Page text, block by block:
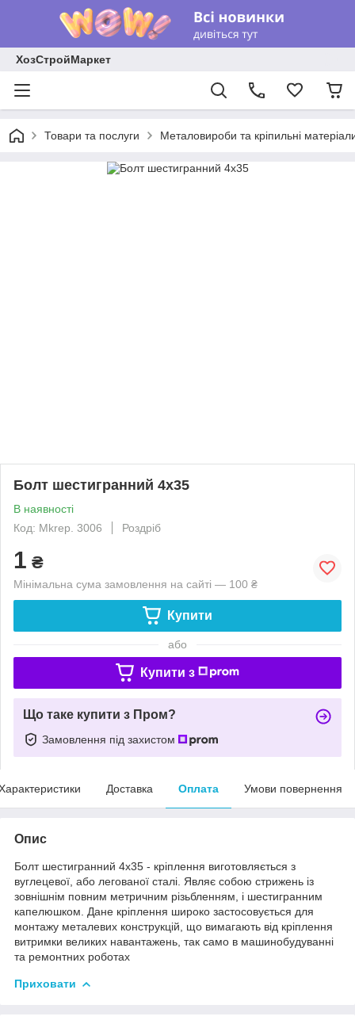
ХозСтройМаркет
Товари та послуги Металовироби та кріпильні
Болт шестигранний 4х35
В наявності
Код: Mkrep. 3006
Роздріб
1 ₴
Мінімальна сума замовлення на сайті — 100 ₴
Купити
або
Купити з
Що таке купити з Пром?
Замовлення під захистом
Доставка Оплата Умови повернення
Опис
Болт шестигранний 4х35 - кріплення виготовляється з
вуглецевої, або легованої сталі. Являє собою стрижень із
зовнішнім повним метричним різьбленням, і шестигранним
капелюшком. Дане кріплення широко застосовується для
монтажу металевих конструкцій, що вимагають від кріплення
витримки великих навантажень, так само в машинобудуванні
та ремонтних роботах
Приховати